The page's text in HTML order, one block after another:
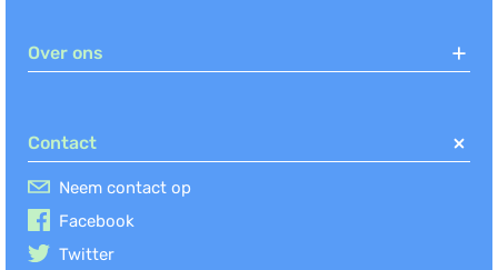
Over ons
Contact
Neem contact op
Facebook
Twitter